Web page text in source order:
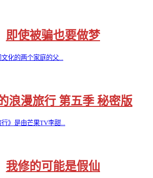
即使被骗也要做梦
化的两个家庭的父...
浪漫旅行 第五季 秘密版
行》是由芒果TV李甜...
我修的可能是假仙